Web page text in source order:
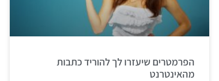
הפרמטרים שיעזרו לך להוריד כתבות
מהאינטרנט